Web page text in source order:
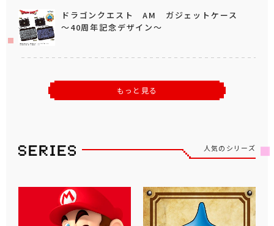
ドラゴンクエスト AM ガジェットケース
～40周年記念デザイン～
もっと見る
人気のシリーズ